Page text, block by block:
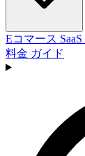
Eコマース SaaS
料金 ガイド